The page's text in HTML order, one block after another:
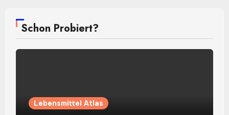
Schon Probiert?
Lebensmittel Atlas